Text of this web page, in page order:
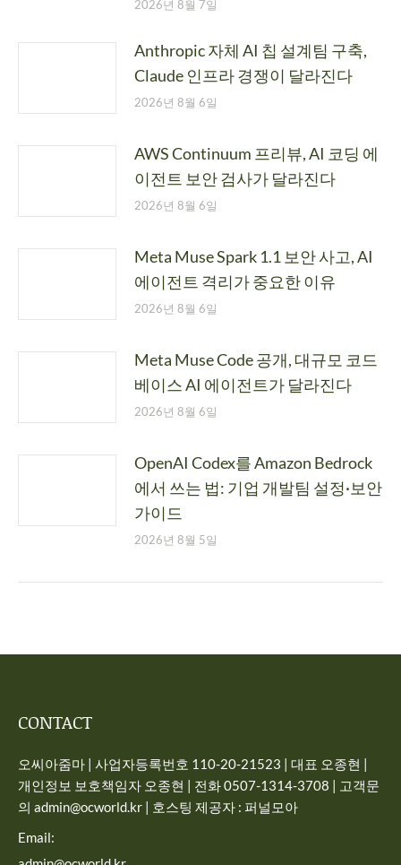
2026년 8월 7일
Anthropic 자체 AI 칩 설계팀 구축,
Claude 인프라 경쟁이 달라진다
2026년 8월 6일
AWS Continuum 프리뷰, AI 코딩 에
이전트 보안 검사가 달라진다
2026년 8월 6일
Meta Muse Spark 1.1 보안 사고, AI
에이전트 격리가 중요한 이유
2026년 8월 6일
Meta Muse Code 공개, 대규모 코드
베이스 AI 에이전트가 달라진다
2026년 8월 6일
OpenAI Codex를 Amazon Bedrock
에서 쓰는 법: 기업 개발팀 설정·보안
가이드
2026년 8월 5일
CONTACT
오씨아줌마 | 사업자등록번호 110-20-21523 | 대표 오종현 |
개인정보 보호책임자 오종현 | 전화 0507-1314-3708 | 고객문
의 admin@ocworld.kr | 호스팅 제공자 : 퍼널모아
Email: